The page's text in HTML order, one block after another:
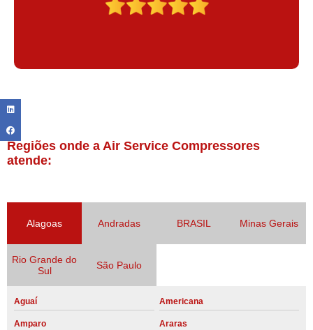
Regiões onde a Air Service Compressores
atende:
Alagoas Andradas BRASIL Minas Gerais
Rio Grande do
Sul
São Paulo
Aguaí Americana
Amparo Araras